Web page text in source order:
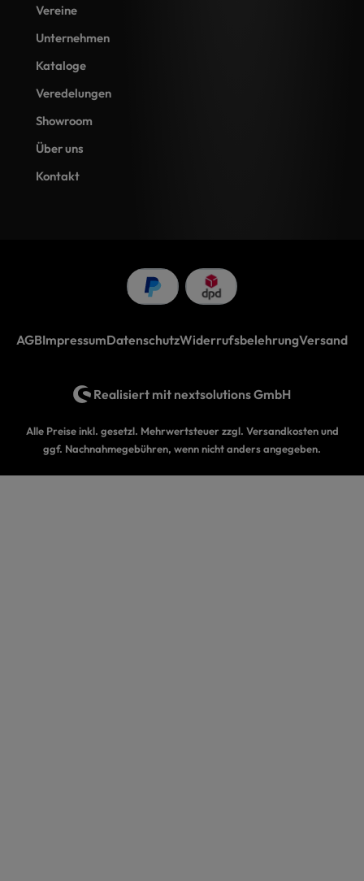
Vereine
Unternehmen
Kataloge
Veredelungen
Showroom
Über uns
Kontakt
AGBImpressumDatenschutzWiderrufsbelehrungVersand
Realisiert mit nextsolutions GmbH
Alle Preise inkl. gesetzl. Mehrwertsteuer zzgl. Versandkostenund
ggf. Nachnahmegebühren, wenn nicht anders angegeben.